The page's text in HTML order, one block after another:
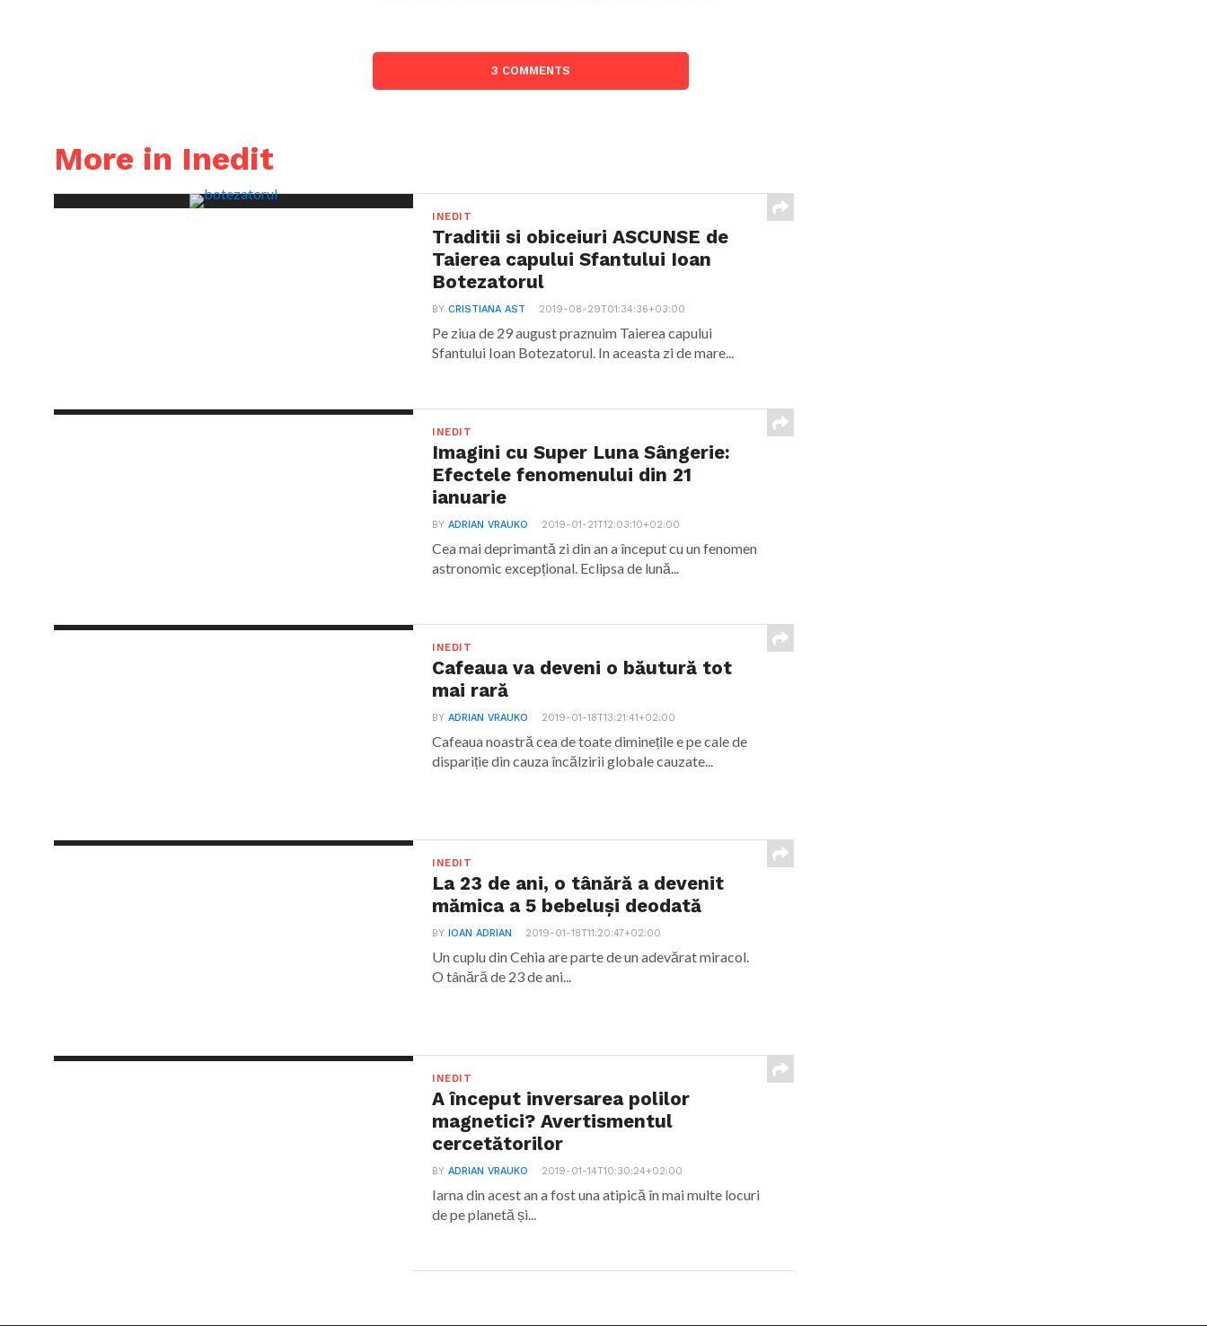
3 COMMENTS
More in Inedit
INEDIT
Traditii si obiceiuri ASCUNSE de
Taierea capului Sfantului Ioan
Botezatorul
BYCRISTIANA AST 2019-08-29T01:34:36+03:00
Pe ziua de 29 august praznuim Taierea capului
Sfantului Ioan Botezatorul. In aceasta zi de mare...
INEDIT
Imagini cu Super Luna Sângerie:
Efectele fenomenului din 21
ianuarie
BYADRIAN VRAUKO 2019-01-21T12:03:10+02:00
Cea mai deprimantă zi din an a început cu un fenomen
astronomic excepțional. Eclipsa de lună...
INEDIT
Cafeaua va deveni o băutură tot
mai rară
BYADRIAN VRAUKO 2019-01-18T13:21:41+02:00
Cafeaua noastră cea de toate diminețile e pe cale de
dispariție din cauza încălzirii globale cauzate...
INEDIT
La 23 de ani, o tânără a devenit
mămica a 5 bebeluși deodată
BYIOAN ADRIAN 2019-01-18T11:20:47+02:00
Un cuplu din Cehia are parte de un adevărat miracol.
O tânără de 23 de ani...
INEDIT
A început inversarea polilor
magnetici? Avertismentul
cercetătorilor
BYADRIAN VRAUKO 2019-01-14T10:30:24+02:00
Iarna din acest an a fost una atipică în mai multe locuri
de pe planetă și...